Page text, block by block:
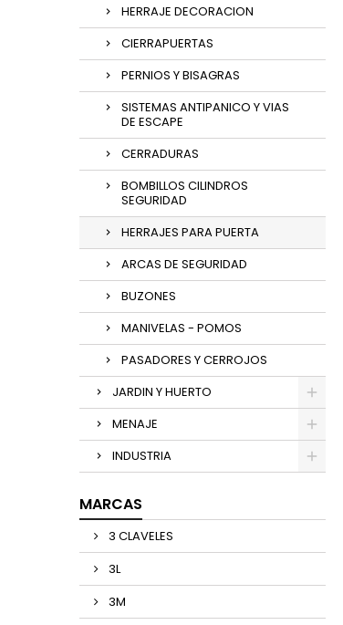
HERRAJE DECORACION
CIERRAPUERTAS
PERNIOS Y BISAGRAS
SISTEMAS ANTIPANICO Y VIAS
DE ESCAPE
CERRADURAS
BOMBILLOS CILINDROS
SEGURIDAD
HERRAJES PARA PUERTA
ARCAS DE SEGURIDAD
BUZONES
MANIVELAS - POMOS
PASADORES Y CERROJOS
JARDIN Y HUERTO
MENAJE
INDUSTRIA
MARCAS
3 CLAVELES
3L
3M